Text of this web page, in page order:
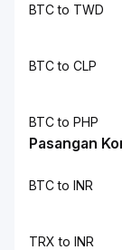
BTC to TWD
BTC to CLP
BTC to PHP
Pasangan
BTC to INR
TRX to INR